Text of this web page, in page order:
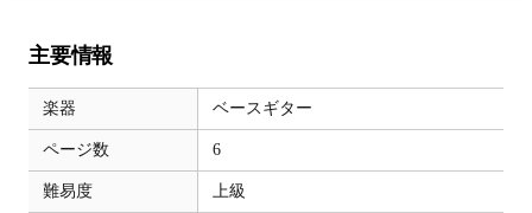
主要情報
楽器 ベースギター
ページ数 6
難易度 上級